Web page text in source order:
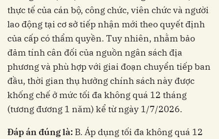
thực tế của cán bộ, công chức, viên chức và người
lao động tại cơ sở tiếp nhận mới theo quyết định
của cấp có thẩm quyền. Tuy nhiên, nhằm bảo
đảm tính cân đối của nguồn ngân sách địa
phương và phù hợp với giai đoạn chuyển tiếp ban
đầu, thời gian thụ hưởng chính sách này được
khống chế ở mức tối đa không quá 12 tháng
(tương đương 1 năm) kể từ ngày 1/7/2026.
Đáp án đúng là: B. Áp dụng tối đa không quá 12